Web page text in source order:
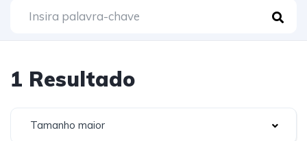
1 Resultado
Tamanho maior